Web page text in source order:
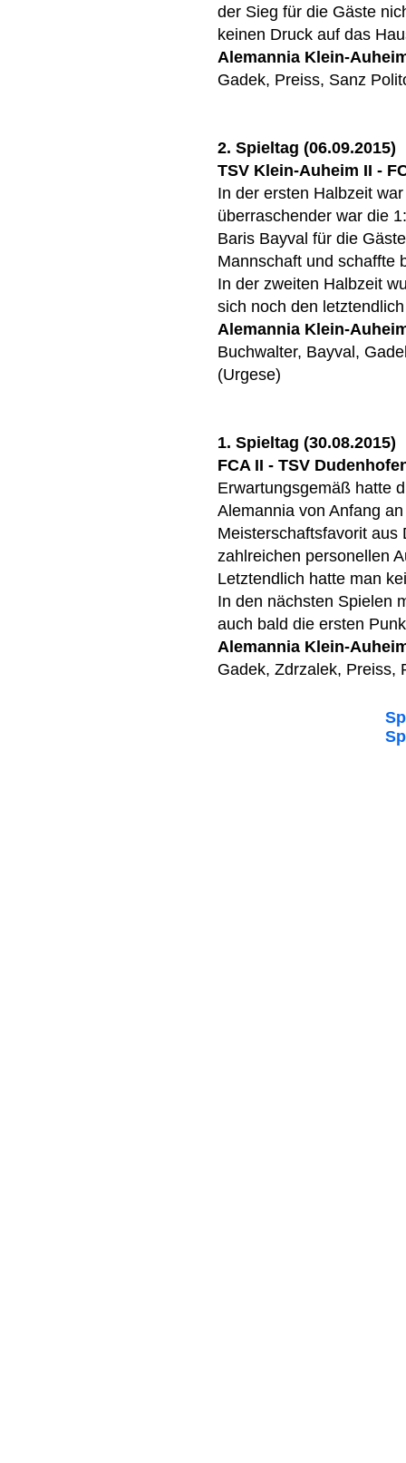
der Sieg für die Gäste
keinen Druck auf das
Alemannia Klein-
Gadek, Preiss, Sanz
2. Spieltag (06.09.2015)
TSV Klein-Auheim II -
In der ersten Halbzeit
überraschender war die
Baris Bayval für die
Mannschaft und schaffte
In der zweiten Halbzeit
sich noch den
Alemannia Klein-
Buchwalter, Bayval,
(Urgese)
1. Spieltag (30.08.2015)
FCA II - TSV
Erwartungsgemäß hatte
Alemannia von Anfang
Meisterschaftsfavorit aus
zahlreichen personellen
Letztendlich hatte man
In den nächsten Spielen
auch bald die ersten
Alemannia Klein-
Gadek, Zdrzalek, Preiss,